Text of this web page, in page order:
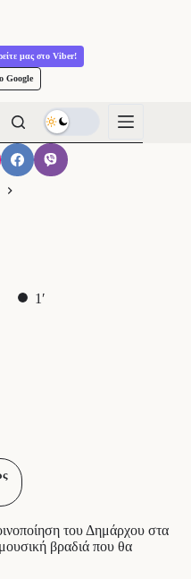
μας στο Viber!
Google
1′
του Δημάρχου στα
βραδιά που θα